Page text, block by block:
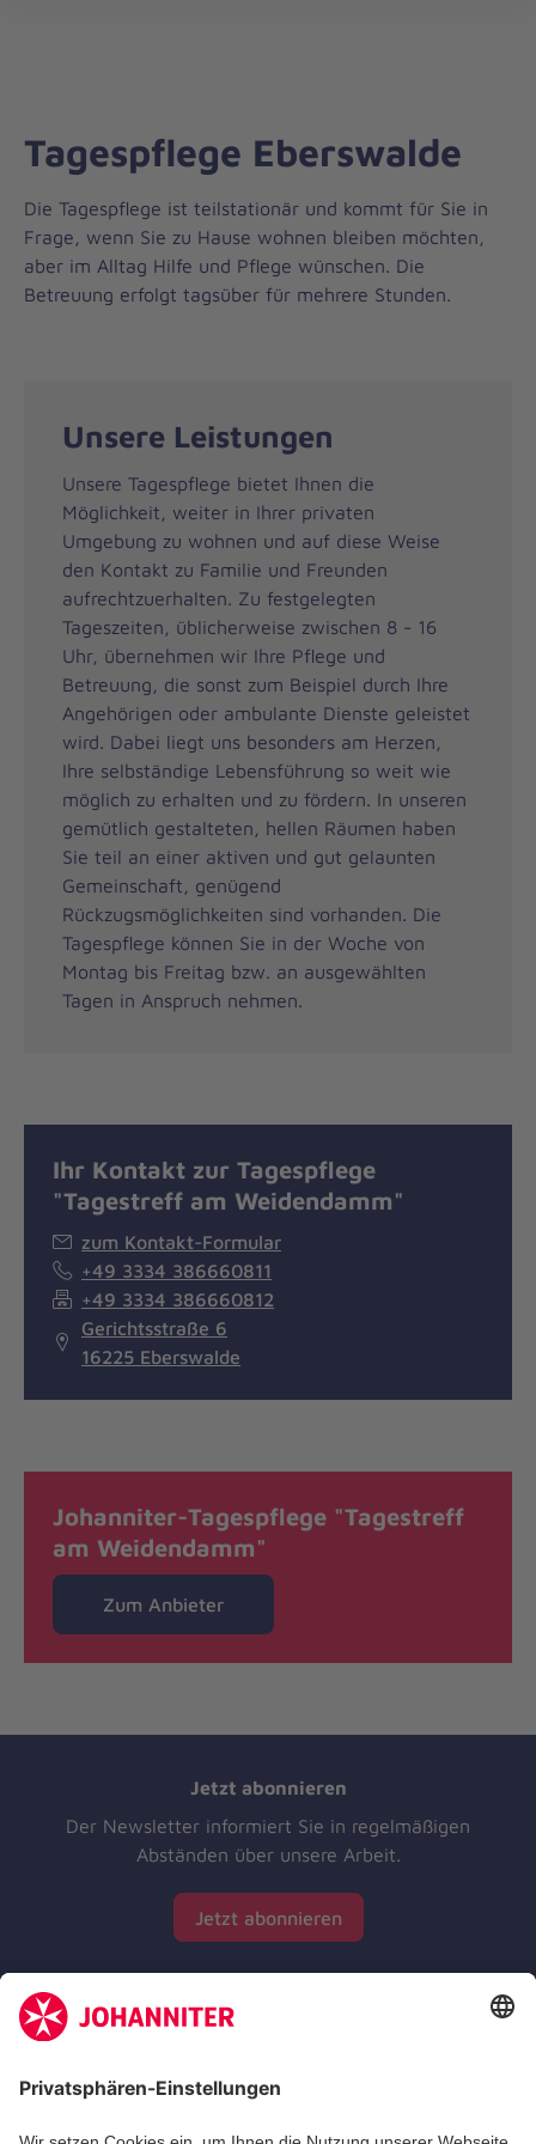
zum
Leben
Tagespflege Eberswalde
Die Tagespflege ist teilstationär und kommt für Sie in
Frage, wenn Sie zu Hause wohnen bleiben möchten,
aber im Alltag Hilfe und Pflege wünschen. Die
Betreuung erfolgt tagsüber für mehrere Stunden.
Unsere Leistungen
Unsere Tagespflege bietet Ihnen die
Möglichkeit, weiter in Ihrer privaten
Umgebung zu wohnen und auf diese Weise
den Kontakt zu Familie und Freunden
aufrechtzuerhalten. Zu festgelegten
Tageszeiten, üblicherweise zwischen 8 - 16
Uhr, übernehmen wir Ihre Pflege und
Betreuung, die sonst zum Beispiel durch Ihre
Angehörigen oder ambulante Dienste geleistet
wird. Dabei liegt uns besonders am Herzen,
Ihre selbständige Lebensführung so weit wie
möglich zu erhalten und zu fördern. In unseren
gemütlich gestalteten, hellen Räumen haben
Sie teil an einer aktiven und gut gelaunten
Gemeinschaft, genügend
Rückzugsmöglichkeiten sind vorhanden. Die
Tagespflege können Sie in der Woche von
Montag bis Freitag bzw. an ausgewählten
Tagen in Anspruch nehmen.
Ihr Kontakt zur Tagespflege
"Tagestreff am Weidendamm"
zum Kontakt-Formular
+49 3334 386660811
+49 3334 386660812
Gerichtsstraße 6
16225 Eberswalde
Johanniter-Tagespflege "Tagestreff
am Weidendamm"
Zum Anbieter
Jetzt abonnieren
Der Newsletter informiert Sie in regelmäßigen
Abständen über unsere Arbeit.
Jetzt abonnieren
Zertifizierung der Johanniter-Unfall-Hilfe e.V.